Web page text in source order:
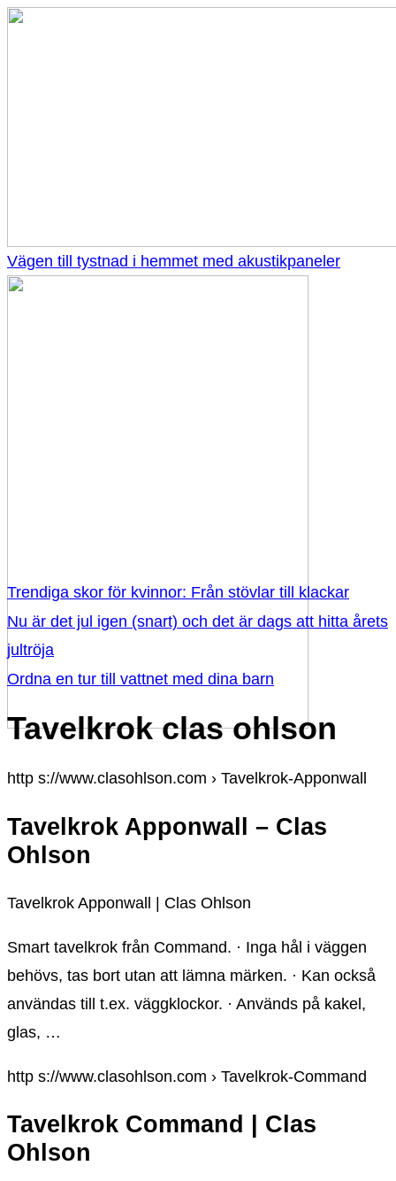
Vägen till tystnad i hemmet med akustikpaneler
Trendiga skor för kvinnor: Från stövlar till klackar
Nu är det jul igen (snart) och det är dags att hitta årets
jultröja
Ordna en tur till vattnet med dina barn
Tavelkrok clas ohlson
http s://www.clasohlson.com › Tavelkrok-Apponwall
Tavelkrok Apponwall – Clas
Ohlson
Tavelkrok Apponwall | Clas Ohlson
Smart tavelkrok från Command. · Inga hål i väggen
behövs, tas bort utan att lämna märken. · Kan också
användas till t.ex. väggklockor. · Används på kakel,
glas, …
http s://www.clasohlson.com › Tavelkrok-Command
Tavelkrok Command | Clas
Ohlson